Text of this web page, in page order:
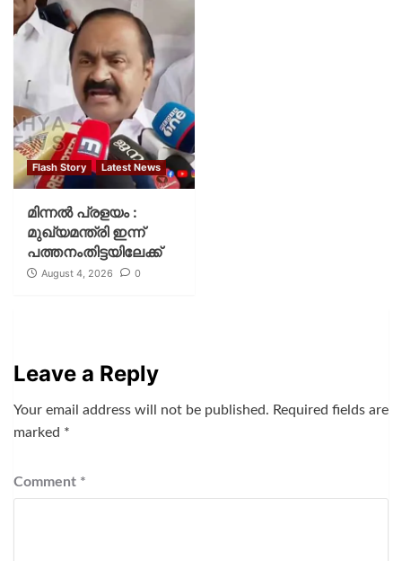
Flash Story Latest News
മിന്നല്‍ പ്രളയം :
മുഖ്യമന്ത്രി ഇന്ന്
പത്തനംതിട്ടയിലേക്ക്
August 4, 2026 0
Leave a Reply
Your email address will not be published. Required fields are
marked *
Comment *